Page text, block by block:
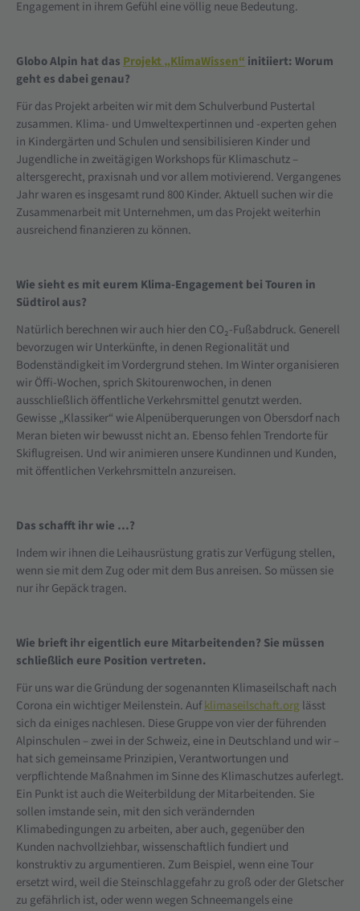
Engagement in ihrem Gefühl eine völlig neue Bedeutung.
Globo Alpin hat dasProjekt „KlimaWissen“initiiert: Worum
geht es dabei genau?
Für das Projekt arbeiten wir mit dem Schulverbund Pustertal
zusammen. Klima- und Umweltexpertinnen und -experten gehen
in Kindergärten und Schulen und sensibilisieren Kinder und
Jugendliche in zweitägigen Workshops für Klimaschutz –
altersgerecht, praxisnah und vor allem motivierend. Vergangenes
Jahr waren es insgesamt rund 800 Kinder. Aktuell suchen wir die
Zusammenarbeit mit Unternehmen, um das Projekt weiterhin
ausreichend finanzieren zu können.
Wie sieht es mit eurem Klima-Engagement bei Touren in
Südtirol aus?
Natürlich berechnen wir auch hier den CO₂-Fußabdruck. Generell
bevorzugen wir Unterkünfte, in denen Regionalität und
Bodenständigkeit im Vordergrund stehen. Im Winter organisieren
wir Öffi-Wochen, sprich Skitourenwochen, in denen
ausschließlich öffentliche Verkehrsmittel genutzt werden.
Gewisse „Klassiker“ wie Alpenüberquerungen von Obersdorf nach
Meran bieten wir bewusst nicht an. Ebenso fehlen Trendorte für
Skiflugreisen. Und wir animieren unsere Kundinnen und Kunden,
mit öffentlichen Verkehrsmitteln anzureisen.
Das schafft ihr wie …?
Indem wir ihnen die Leihausrüstung gratis zur Verfügung stellen,
wenn sie mit dem Zug oder mit dem Bus anreisen. So müssen sie
nur ihr Gepäck tragen.
Wie brieft ihr eigentlich eure Mitarbeitenden? Sie müssen
schließlich eure Position vertreten.
Für uns war die Gründung der sogenannten Klimaseilschaft nach
Corona ein wichtiger Meilenstein. Aufklimaseilschaft.org lässt
sich da einiges nachlesen. Diese Gruppe von vier der führenden
Alpinschulen – zwei in der Schweiz, eine in Deutschland und wir –
hat sich gemeinsame Prinzipien, Verantwortungen und
verpflichtende Maßnahmen im Sinne des Klimaschutzes auferlegt.
Ein Punkt ist auch die Weiterbildung der Mitarbeitenden. Sie
sollen imstande sein, mit den sich verändernden
Klimabedingungen zu arbeiten, aber auch, gegenüber den
Kunden nachvollziehbar, wissenschaftlich fundiert und
konstruktiv zu argumentieren. Zum Beispiel, wenn eine Tour
ersetzt wird, weil die Steinschlaggefahr zu groß oder der Gletscher
zu gefährlich ist, oder wenn wegen Schneemangels eine